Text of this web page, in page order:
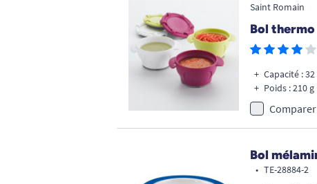
Saint Romain
Bol
Capacité : 32
Poids : 210 g
Comparer
Bol
• TE-28884-2